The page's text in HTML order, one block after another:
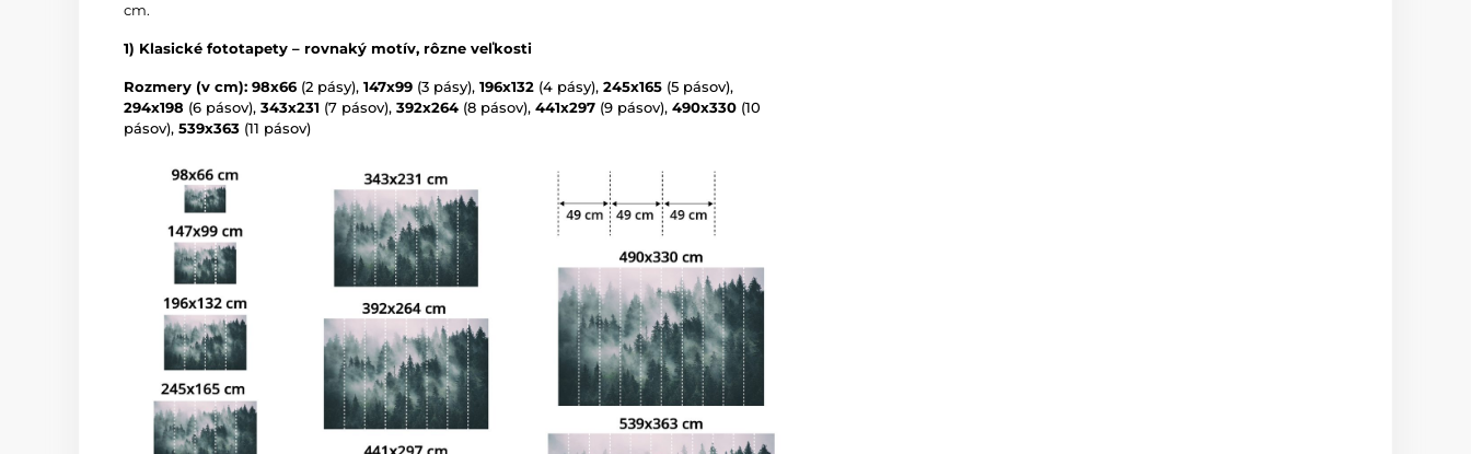
cm.
1) Klasické fototapety – rovnaký motív, rôzne veľkosti
Rozmery (v cm): 98x66 (2 pásy), 147x99 (3 pásy), 196x132 (4 pásy), 245x165 (5 pásov),
294x198 (6 pásov), 343x231 (7 pásov), 392x264 (8 pásov), 441x297 (9 pásov), 490x330 (10
pásov), 539x363 (11 pásov)